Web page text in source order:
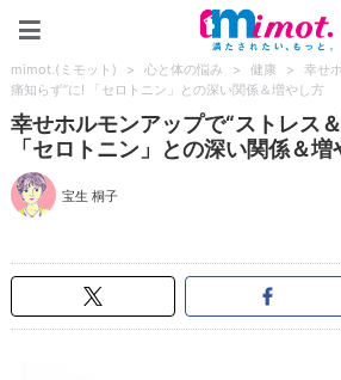
mimot.(ミモット) > 心と体の悩み > 健康 >
幸せ
痛知らず”に! 「セロトニン」との深い関係＆増やし方
幸せホルモンアップで“ストレス
「セロトニン」との深い関係＆増
宝生 桐子